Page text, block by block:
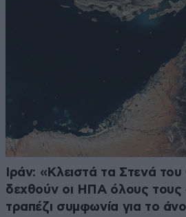
Ιράν: «Κλειστά τα Στενά
δεχθούν οι ΗΠΑ όλους
τραπέζι συμφωνία για το